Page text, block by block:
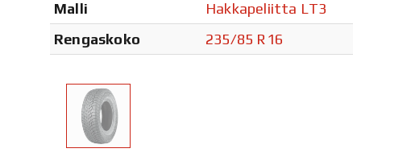
Malli
Hakkapeliitta LT3
Rengaskoko
235/85 R16